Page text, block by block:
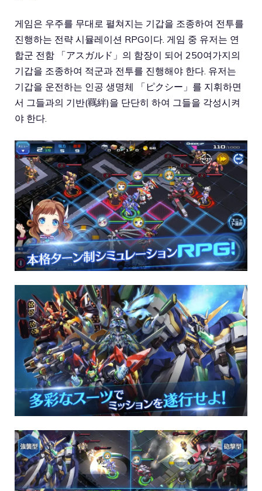
게임은 우주를 무대로 펼쳐지는 기갑을 조종하여 전투를
진행하는 전략 시뮬레이션 RPG이다. 게임 중 유저는 연
합군 전함 「アスガルド」의 함장이 되어 250여가지의
기갑을 조종하여 적군과 전투를 진행해야 한다. 유저는
기갑을 운전하는 인공 생명체 「ピクシー」를 지휘하면
서 그들과의 기반(羈絆)을 단단히 하여 그들을 각성시켜
야 한다.